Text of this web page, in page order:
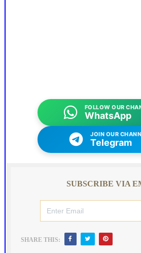
FOLLOW OUR
WhatsApp
JOIN OUR
Telegram
SUBSCRIBE VIA
SHARE THIS: